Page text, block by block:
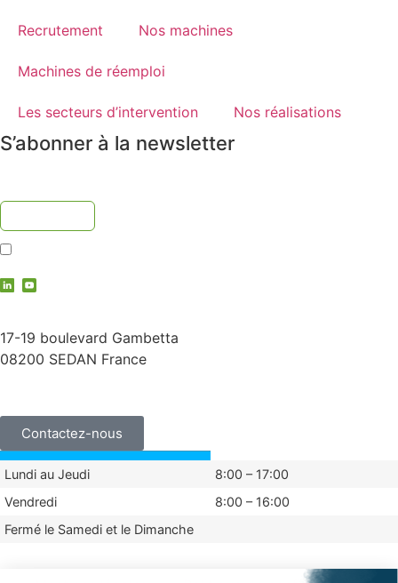
Recrutement Nos machines
Machines de réemploi
Les secteurs d’intervention Nos réalisations
S’abonner à la newsletter
17-19 boulevard Gambetta
08200 SEDAN France
Contactez-nous
Lundi au Jeudi
8:00 – 17:00
Vendredi
8:00 – 16:00
Fermé le Samedi et le Dimanche